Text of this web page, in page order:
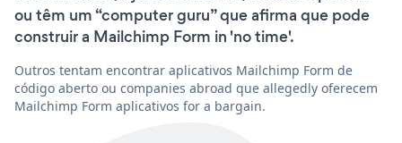
ou têm um “computer guru” que afirma que pode
construir a Mailchimp Form in 'no time'.
Outros tentam encontrar aplicativos Mailchimp Form de
código aberto ou companies abroad que allegedly oferecem
Mailchimp Form aplicativos for a bargain.